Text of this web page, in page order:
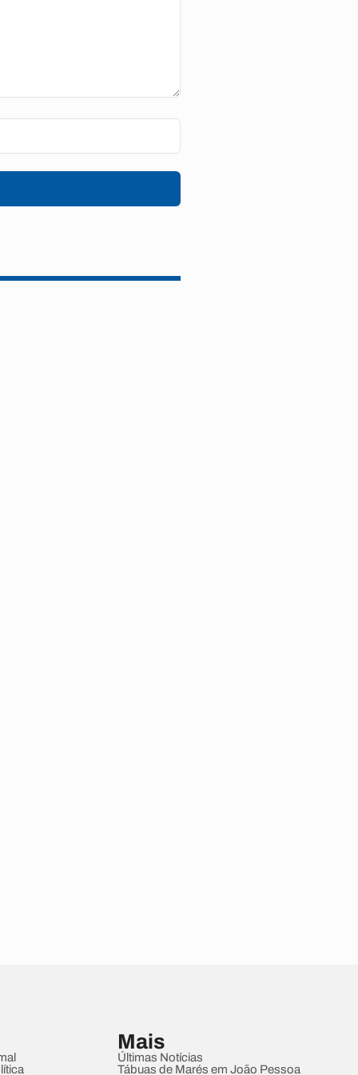
Mais
Últimas Notícias
Tábuas de Marés em João Pessoa